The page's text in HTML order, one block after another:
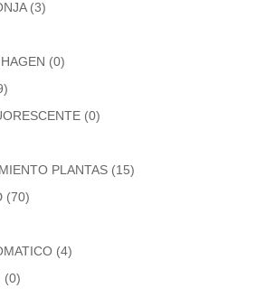
(3)
(0)
(0)
PLANTAS (15)
(70)
(4)
(0)